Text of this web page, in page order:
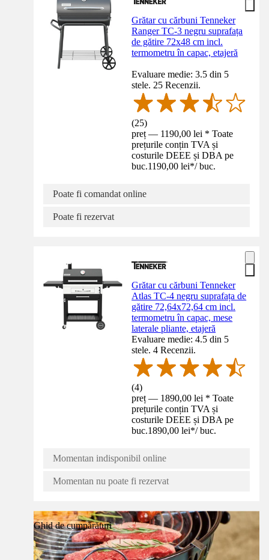
Grătar cu cărbuni Tenneker
Ranger TC-3 negru suprafața
de gătire 72x48 cm incl.
termometru în capac, etajeră
Evaluare medie: 3.5 din 5
stele. 25 Recenzii.
(25)
preț — 1190,00 lei * Toate
prețurile conțin TVA și
costurile DEEE și DBA pe
buc.1190,00 lei*/ buc.
Poate fi comandat online
Poate fi rezervat
Grătar cu cărbuni Tenneker
Atlas TC-4 negru suprafața de
gătire 72,64x72,64 cm incl.
termometru în capac, mese
laterale pliante, etajeră
Evaluare medie: 4.5 din 5
stele. 4 Recenzii.
(4)
preț — 1890,00 lei * Toate
prețurile conțin TVA și
costurile DEEE și DBA pe
buc.1890,00 lei*/ buc.
Momentan indisponibil online
Momentan nu poate fi rezervat
Ghid de cumpărături